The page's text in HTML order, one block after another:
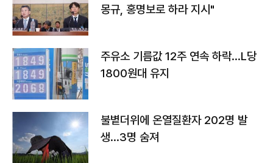
몽규, 홍명보로 하라 지시"
주유소 기름값 12주 연속 하락…L당
1800원대 유지
불볕더위에 온열질환자 202명 발
생…3명 숨져